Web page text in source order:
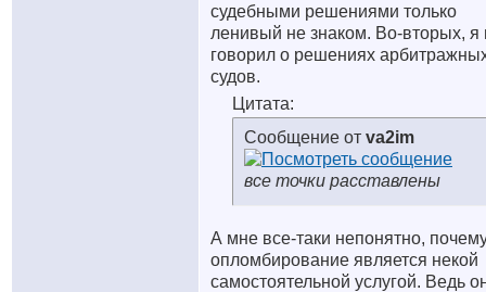
судебными решениями только
ленивый не знаком. Во-вторых, я
говорил о решениях
судов.
Цитата:
Сообщение от va2im
все точки расставлены
А мне все-таки непонятно,
опломбирование является некой
самостоятельной услугой. Ведь